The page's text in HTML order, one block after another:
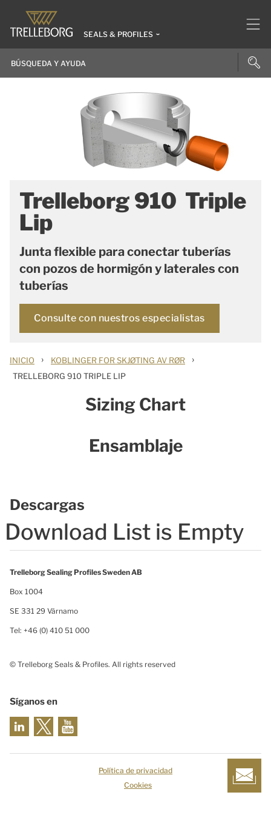
SEALS & PROFILES
Trelleborg 910 Triple
Lip
Junta flexible para conectar tuberías
con pozos de hormigón y laterales con
tuberías
Consulte con nuestros especialistas
INICIO › KOBLINGER FOR SKJØTING AV RØR ›
TRELLEBORG 910 TRIPLE LIP
Sizing Chart
Ensamblaje
Descargas
Download List is Empty
Trelleborg Sealing Profiles Sweden AB
Box 1004
SE 331 29 Värnamo
Tel: +46 (0) 410 51 000
© Trelleborg Seals & Profiles. All rights reserved
Síganos en
Política de privacidad
Cookies